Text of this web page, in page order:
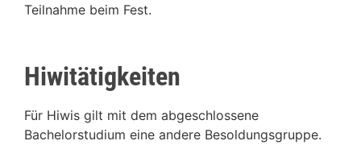
Teilnahme beim Fest.
Hiwitätigkeiten
Für Hiwis gilt mit dem abgeschlossene
Bachelorstudium eine andere Besoldungsgruppe.